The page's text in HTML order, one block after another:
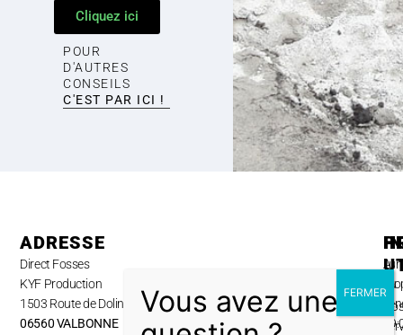
Cliquez ici
POUR
D'AUTRES
CONSEILS
C'EST PAR ICI !
ADRESSE
Direct Fosses
KYF Production
1503 Route de Dolines,
06560 VALBONNE
au
A